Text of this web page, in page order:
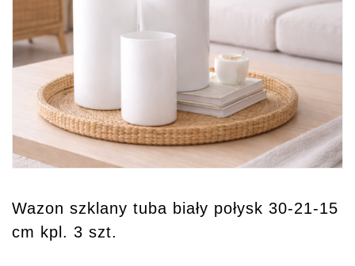
Wazon szklany tuba biały połysk 30-21-15
cm kpl. 3 szt.